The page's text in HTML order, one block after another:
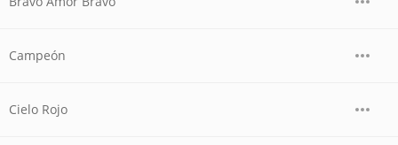
Campeón
Cielo Rojo